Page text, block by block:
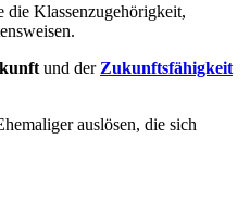
die Klassenzugehörigkeit,
und der Zukunftsfähigkeit
auslösen, die sich